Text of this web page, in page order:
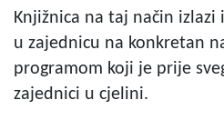
Knjižnica na taj način
u zajednicu na konkretan
programom koji je prije
zajednici u cjelini.